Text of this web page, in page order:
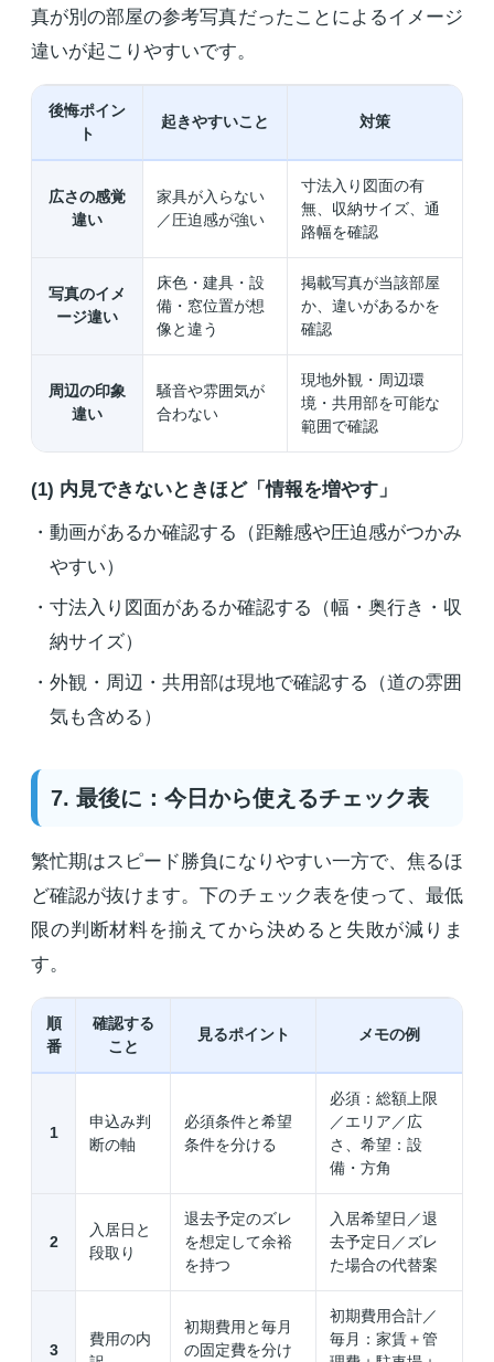
真が別の部屋の参考写真だったことによるイメージ
違いが起こりやすいです。
後悔ポイン
ト
起きやすいこと 対策
広さの感覚
違い
家具が入らない
／圧迫感が強い
寸法入り図面の有
無、収納サイズ、通
路幅を確認
写真のイメ
ージ違い
床色・建具・設
備・窓位置が想
像と違う
掲載写真が当該部屋
か、違いがあるかを
確認
周辺の印象
違い
騒音や雰囲気が
合わない
現地外観・周辺環
境・共用部を可能な
範囲で確認
(1) 内見できないときほど「情報を増やす」
動画があるか確認する（距離感や圧迫感がつかみ
やすい）
寸法入り図面があるか確認する（幅・奥行き・収
納サイズ）
外観・周辺・共用部は現地で確認する（道の雰囲
気も含める）
7. 最後に：今日から使えるチェック表
繁忙期はスピード勝負になりやすい一方で、焦るほ
ど確認が抜けます。下のチェック表を使って、最低
限の判断材料を揃えてから決めると失敗が減りま
す。
順
番
確認する
こと
見るポイント メモの例
1
申込み判
断の軸
必須条件と希望
条件を分ける
必須：総額上限
／エリア／広
さ、希望：設
備・方角
2
入居日と
段取り
退去予定のズレ
を想定して余裕
を持つ
入居希望日／退
去予定日／ズレ
た場合の代替案
3
費用の内
初期費用と毎月
の固定費を分け
初期費用合計／
毎月：家賃＋管